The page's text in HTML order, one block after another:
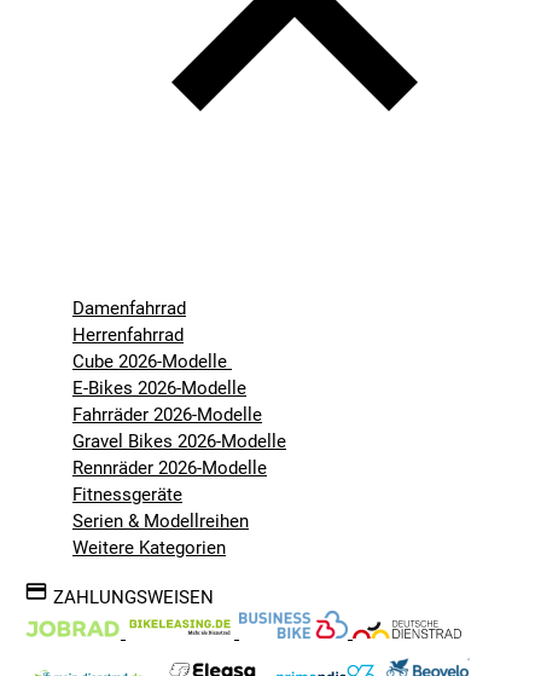
Damenfahrrad
Herrenfahrrad
Cube 2026-Modelle
E-Bikes 2026-Modelle
Fahrräder 2026-Modelle
Gravel Bikes 2026-Modelle
Rennräder 2026-Modelle
Fitnessgeräte
Serien & Modellreihen
Weitere Kategorien
ZAHLUNGSWEISEN